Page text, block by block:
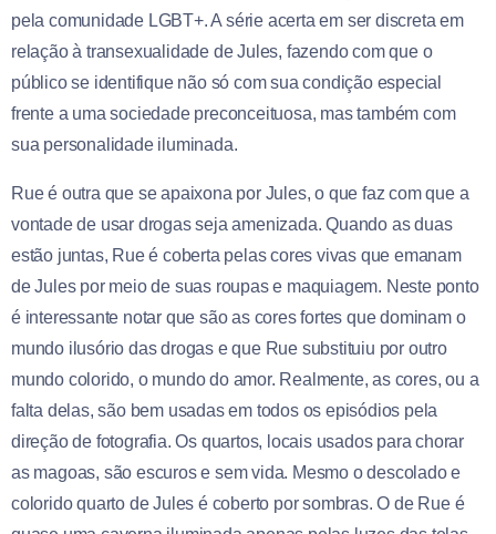
pela comunidade LGBT+. A série acerta em ser discreta em
relação à transexualidade de Jules, fazendo com que o
público se identifique não só com sua condição especial
frente a uma sociedade preconceituosa, mas também com
sua personalidade iluminada.
Rue é outra que se apaixona por Jules, o que faz com que a
vontade de usar drogas seja amenizada. Quando as duas
estão juntas, Rue é coberta pelas cores vivas que emanam
de Jules por meio de suas roupas e maquiagem. Neste ponto
é interessante notar que são as cores fortes que dominam o
mundo ilusório das drogas e que Rue substituiu por outro
mundo colorido, o mundo do amor. Realmente, as cores, ou a
falta delas, são bem usadas em todos os episódios pela
direção de fotografia. Os quartos, locais usados para chorar
as magoas, são escuros e sem vida. Mesmo o descolado e
colorido quarto de Jules é coberto por sombras. O de Rue é